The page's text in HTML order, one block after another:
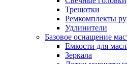
Трещотки
Ремкомплекты
Удлинители
Базовое оснащение
Емкости для
Зеркала